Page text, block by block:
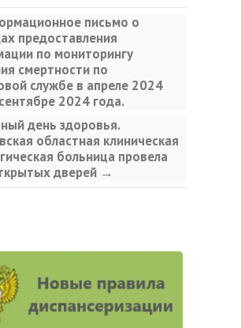
письмо о
предоставления
по мониторингу
смертности по
службе в апреле 2024
2024 года.
день здоровья.
областная клиническая
больница провела
дверей →